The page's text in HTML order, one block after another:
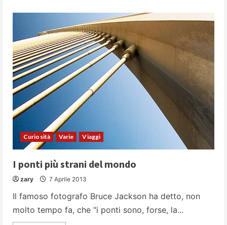
aeree
più
pericolose
al
mondo
Curiosità Varie Viaggi
I ponti più strani del mondo
zary 7 Aprile 2013
Il famoso fotografo Bruce Jackson ha detto, non
molto tempo fa, che "i ponti sono, forse, la...